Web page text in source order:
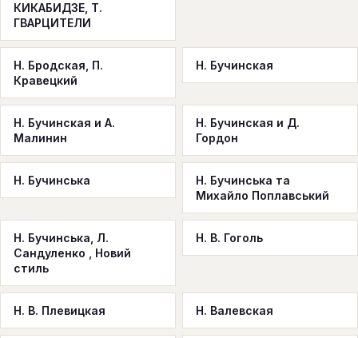
КИКАБИДЗЕ, Т.
ГВАРЦИТЕЛИ
Н. Бродская, П.
Кравецкий
Н. Бучинская
Н. Бучинская и А.
Малинин
Н. Бучинская и Д.
Гордон
Н. Бучинська
Н. Бучинська та
Михайло Поплавський
Н. Бучинська, Л.
Сандуленко , Новий
стиль
Н. В. Гоголь
Н. В. Плевицкая Н. Валевская